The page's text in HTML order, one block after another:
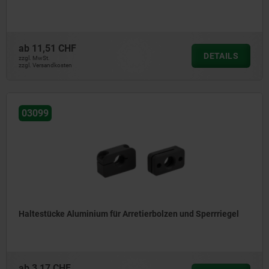
ab 11,51 CHF
zzgl. MwSt.
zzgl. Versandkosten
DETAILS
03099
Haltestücke Aluminium für Arretierbolzen und Sperrriegel